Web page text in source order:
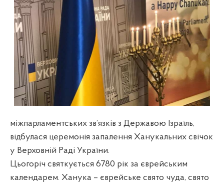
міжпарламентських зв’язків з Державою Ізраїль,
відбулася церемонія запалення Ханукальних свічок
у Верховній Раді України.
Цьогоріч святкується 6780 рік за єврейським
календарем. Ханука – єврейське свято чуда, свято